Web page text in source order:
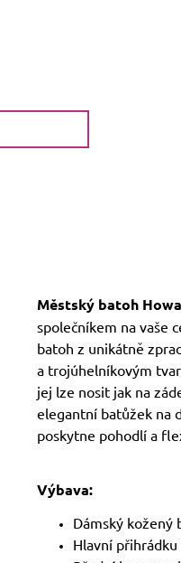
Městský batoh
společníkem na vaše
batoh z unikátně
a trojúhelníkovým
jej lze nosit jak na
elegantní batůžek na
poskytne pohodlí a
Výbava:
Dámský kožený
Hlavní